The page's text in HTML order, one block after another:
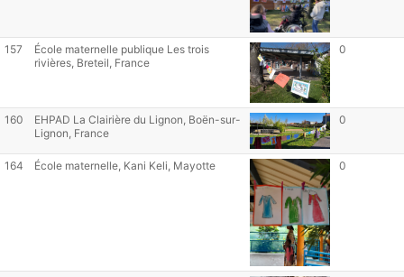
157
École maternelle publique Les trois
rivières, Breteil, France
0
160
EHPAD La Clairière du Lignon, Boën-sur-
Lignon, France
0
164 École maternelle, Kani Keli, Mayotte 0